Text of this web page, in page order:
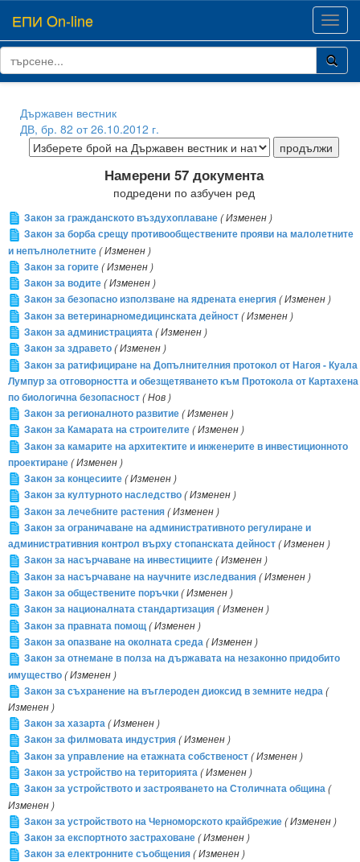
ЕПИ On-line
Държавен вестник
ДВ, бр. 82 от 26.10.2012 г.
Намерени 57 документа
подредени по азбучен ред
Закон за гражданското въздухоплаване( Изменен )
Закон за борба срещу противообществените прояви на малолетните
и непълнолетните( Изменен )
Закон за горите( Изменен )
Закон за водите( Изменен )
Закон за безопасно използване на ядрената енергия( Изменен )
Закон за ветеринарномедицинската дейност( Изменен )
Закон за администрацията( Изменен )
Закон за здравето( Изменен )
Закон за ратифициране на Допълнителния протокол от Нагоя - Куала
Лумпур за отговорността и обезщетяването към Протокола от Картахена
по биологична безопасност( Нов )
Закон за регионалното развитие( Изменен )
Закон за Камарата на строителите( Изменен )
Закон за камарите на архитектите и инженерите в инвестиционното
проектиране( Изменен )
Закон за концесиите( Изменен )
Закон за културното наследство( Изменен )
Закон за лечебните растения( Изменен )
Закон за ограничаване на административното регулиране и
административния контрол върху стопанската дейност( Изменен )
Закон за насърчаване на инвестициите( Изменен )
Закон за насърчаване на научните изследвания( Изменен )
Закон за обществените поръчки( Изменен )
Закон за националната стандартизация( Изменен )
Закон за правната помощ( Изменен )
Закон за опазване на околната среда( Изменен )
Закон за отнемане в полза на държавата на незаконно придобито
имущество( Изменен )
Закон за съхранение на въглероден диоксид в земните недра(
Изменен )
Закон за хазарта( Изменен )
Закон за филмовата индустрия( Изменен )
Закон за управление на етажната собственост( Изменен )
Закон за устройство на територията( Изменен )
Закон за устройството и застрояването на Столичната община(
Изменен )
Закон за устройството на Черноморското крайбрежие( Изменен )
Закон за експортното застраховане( Изменен )
Закон за електронните съобщения( Изменен )